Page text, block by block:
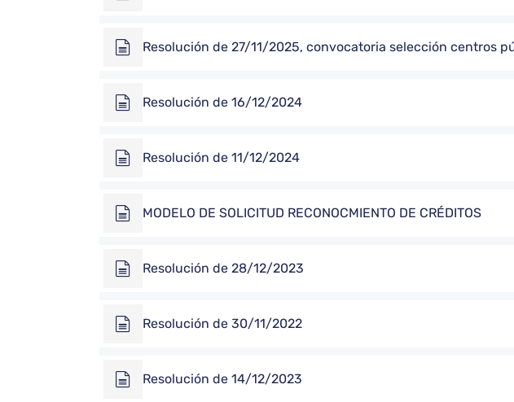
Resolución de 27/11/2025, convocatoria selección centros
Resolución de 16/12/2024
Resolución de 11/12/2024
MODELO DE SOLICITUD RECONOCMIENTO DE CRÉDITOS
Resolución de 28/12/2023
Resolución de 30/11/2022
Resolución de 14/12/2023